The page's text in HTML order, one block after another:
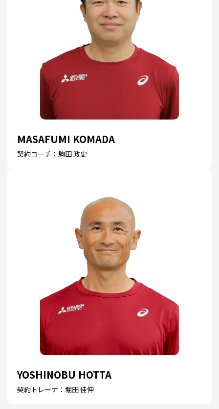
MASAFUMI KOMADA
契約コーチ：駒田 政史
YOSHINOBU HOTTA
契約トレーナ：堀田 佳伸